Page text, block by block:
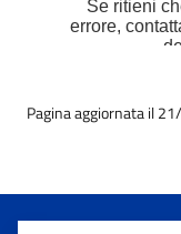
Pagina aggiornata il